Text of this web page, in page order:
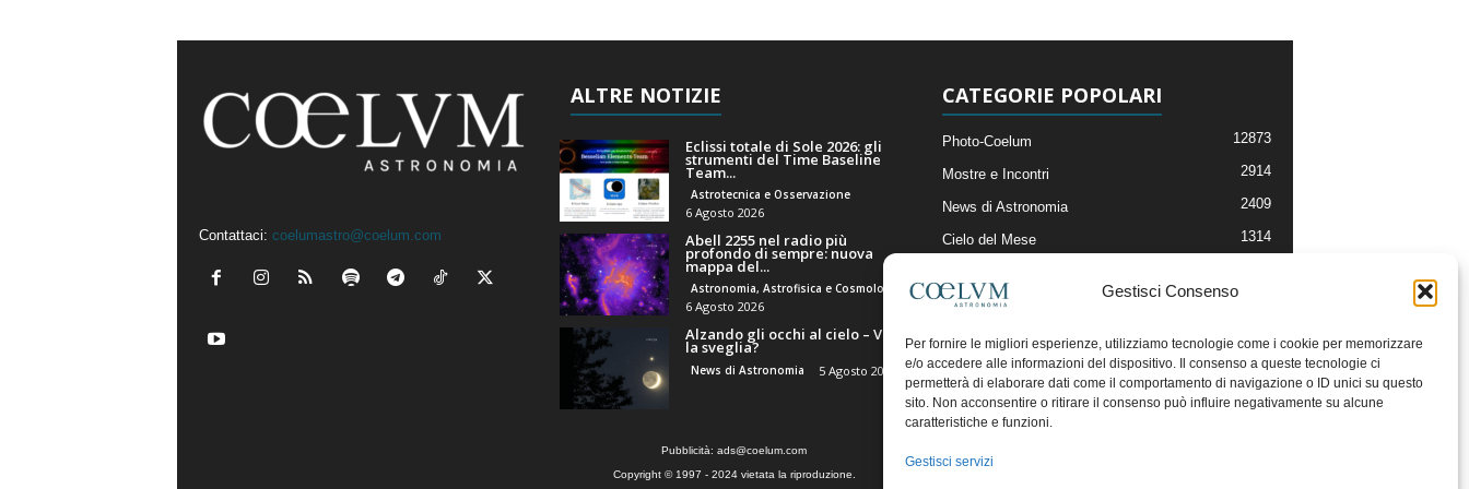
Gestisci Consenso
Per fornire le migliori esperienze, utilizziamo tecnologie come i cookie per memorizzare
e/o accedere alle informazioni del dispositivo. Il consenso a queste tecnologie ci
permetterà di elaborare dati come il comportamento di navigazione o ID unici su questo
sito. Non acconsentire o ritirare il consenso può influire negativamente su alcune
caratteristiche e funzioni.
Gestisci servizi
Contattaci: coelumastro@coelum.com
ALTRE NOTIZIE
Eclissi totale di Sole 2026: gli
strumenti del Time Baseline
Team...
Astrotecnica e Osservazione
6 Agosto 2026
Abell 2255 nel radio più
profondo di sempre: nuova
mappa del...
Astronomia, Astrofisica e Cosmologia
6 Agosto 2026
Alzando gli occhi al cielo – Vale
la sveglia?
News di Astronomia 5 Agosto 2026
CATEGORIE POPOLARI
Photo-Coelum 12873
Mostre e Incontri 2914
News di Astronomia 2409
Cielo del Mese 1314
Articoli e Risorse On-Line
Il Blog della Redazione
Pubblicità: ads@coelum.com
Copyright © 1997 - 2024 vietata la riproduzione.